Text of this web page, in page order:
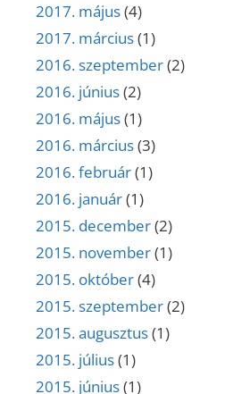
2017. május(4)
2017. március(1)
2016. szeptember(2)
2016. június(2)
2016. május(1)
2016. március(3)
2016. február(1)
2016. január(1)
2015. december(2)
2015. november(1)
2015. október(4)
2015. szeptember(2)
2015. augusztus(1)
2015. július(1)
2015. június(1)